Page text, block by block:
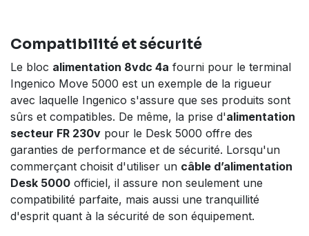
Compatibilité et sécurité
Le bloc alimentation 8vdc 4a fourni pour le terminal
Ingenico Move 5000 est un exemple de la rigueur
avec laquelle Ingenico s'assure que ses produits sont
sûrs et compatibles. De même, la prise d'alimentation
secteur FR 230v pour le Desk 5000 offre des
garanties de performance et de sécurité. Lorsqu'un
commerçant choisit d'utiliser un câble d’alimentation
Desk 5000 officiel, il assure non seulement une
compatibilité parfaite, mais aussi une tranquillité
d'esprit quant à la sécurité de son équipement.